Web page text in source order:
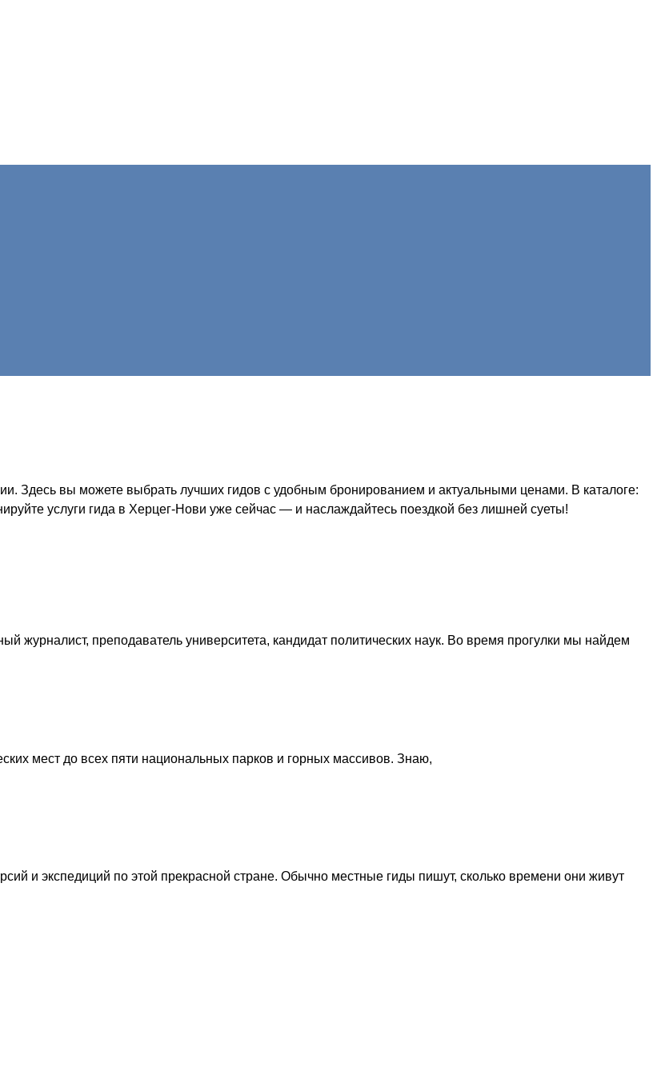
Здесь вы можете выбрать лучших гидов с удобным бронированием и актуальными ценами. В каталоге:
услуги гида в Херцег-Нови уже сейчас — и наслаждайтесь поездкой без лишней суеты!
журналист, преподаватель университета, кандидат политических наук. Во время прогулки мы найдем
мест до всех пяти национальных парков и горных массивов. Знаю,
и экспедиций по этой прекрасной стране. Обычно местные гиды пишут, сколько времени они живут